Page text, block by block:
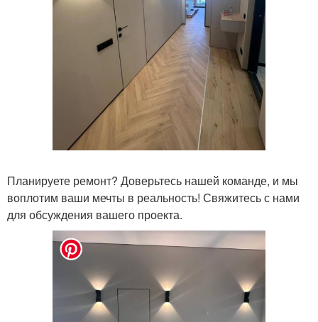
Планируете ремонт? Доверьтесь нашей команде, и мы
воплотим ваши мечты в реальность! Свяжитесь с нами
для обсуждения вашего проекта.